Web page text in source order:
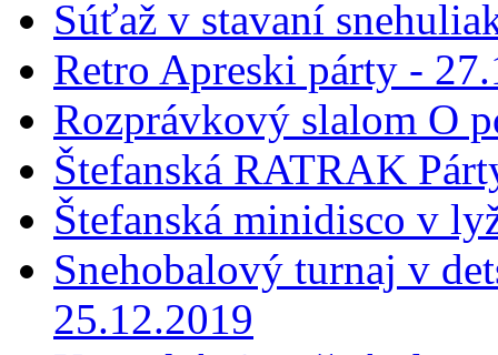
Súťaž v stavaní
Retro Apreski párty -
Rozprávkový slalom O
Štefanská RATRAK
Štefanská minidisco v
Snehobalový turnaj v
25.12.2019